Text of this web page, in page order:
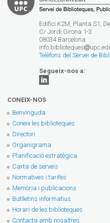
Edifici K2M, Planta S1,
C/ Jordi Girona 1-3
08034 Barcelona
info.biblioteques
Telèfons del Servei de
Segueix-nos a:
CONEIX-NOS
Benvinguda
Coneix les biblioteques
Directori
Organigrama
Planificació estratègica
Carta de serveis
Normatives i tarifes
Memòria i publicacions
Butlletins informatius
Horari de les biblioteques
Contacta amb nosaltres